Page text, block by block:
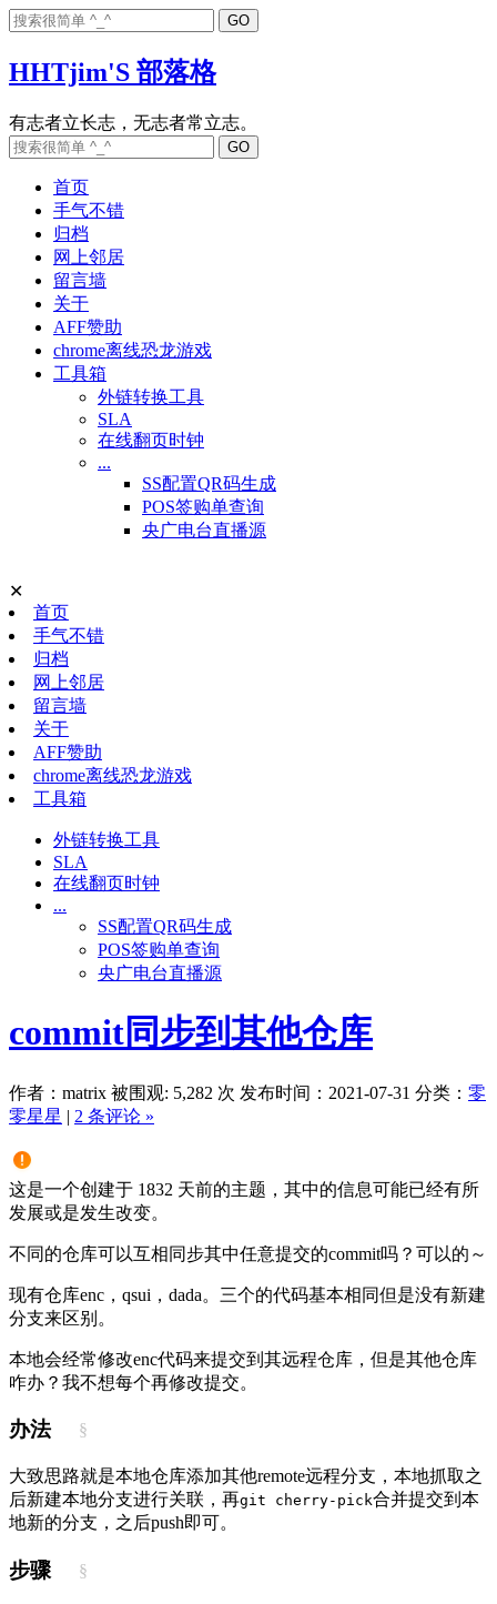
HHTjim'S 部落格
首页
手气不错
归档
网上邻居
留言墙
关于
AFF赞助
chrome离线恐龙游戏
工具箱
外链转换工具
SLA
在线翻页时钟
...
SS配置QR码生成
POS签购单查询
央广电台直播源
✕
首页
手气不错
归档
网上邻居
留言墙
关于
AFF赞助
chrome离线恐龙游戏
工具箱
外链转换工具
SLA
在线翻页时钟
...
SS配置QR码生成
POS签购单查询
央广电台直播源
commit同步到其他仓库
作者：matrix 被围观: 5,282 次 发布时间：2021-07-31 分类： 零
零星星 | 2 条评论 »
这是一个创建于 1832 天前的主题，其中的信息可能已经有所
发展或是发生改变。
不同的仓库可以互相同步其中任意提交的commit吗？可以的～
现有仓库enc，qsui，dada。三个的代码基本相同但是没有新建
分支来区别。
本地会经常修改enc代码来提交到其远程仓库，但是其他仓库
咋办？我不想每个再修改提交。
办法 §
大致思路就是本地仓库添加其他remote远程分支，本地抓取之
后新建本地分支进行关联，再git cherry-pick合并提交到本
地新的分支，之后push即可。
步骤 §